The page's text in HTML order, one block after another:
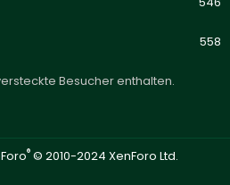
558
Besucher enthalten.
® © 2010-2024 XenForo Ltd.